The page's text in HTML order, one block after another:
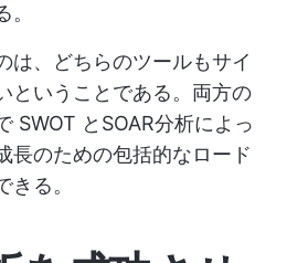
は、どちらのツールもサイ
ということである。両方の
SWOT とSOAR分析によっ
長のための包括的なロード
る。